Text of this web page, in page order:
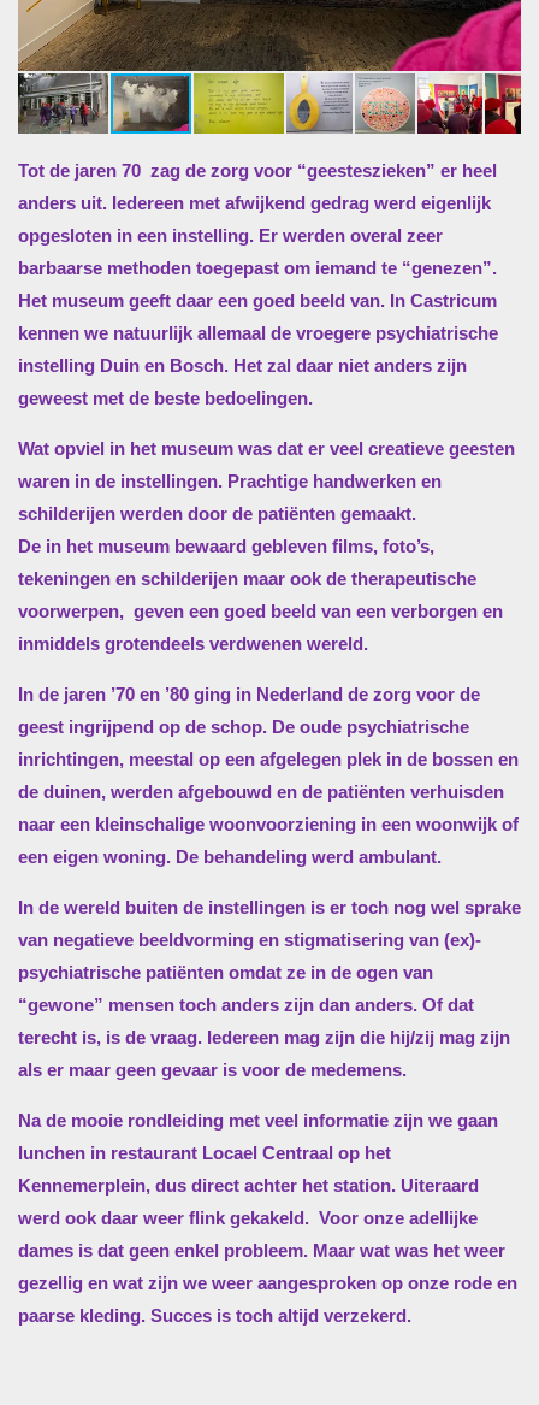
Tot de jaren 70 zag de zorg voor “geesteszieken” er heel
anders uit. Iedereen met afwijkend gedrag werd eigenlijk
opgesloten in een instelling. Er werden overal zeer
barbaarse methoden toegepast om iemand te “genezen”.
Het museum geeft daar een goed beeld van. In Castricum
kennen we natuurlijk allemaal de vroegere psychiatrische
instelling Duin en Bosch. Het zal daar niet anders zijn
geweest met de beste bedoelingen.
Wat opviel in het museum was dat er veel creatieve geesten
waren in de instellingen. Prachtige handwerken en
schilderijen werden door de patiënten gemaakt.
De in het museum bewaard gebleven films, foto’s,
tekeningen en schilderijen maar ook de therapeutische
voorwerpen, geven een goed beeld van een verborgen en
inmiddels grotendeels verdwenen wereld.
In de jaren ’70 en ’80 ging in Nederland de zorg voor de
geest ingrijpend op de schop. De oude psychiatrische
inrichtingen, meestal op een afgelegen plek in de bossen en
de duinen, werden afgebouwd en de patiënten verhuisden
naar een kleinschalige woonvoorziening in een woonwijk of
een eigen woning. De behandeling werd ambulant.
In de wereld buiten de instellingen is er toch nog wel sprake
van negatieve beeldvorming en stigmatisering van (ex)-
psychiatrische patiënten omdat ze in de ogen van
“gewone” mensen toch anders zijn dan anders. Of dat
terecht is, is de vraag. Iedereen mag zijn die hij/zij mag zijn
als er maar geen gevaar is voor de medemens.
Na de mooie rondleiding met veel informatie zijn we gaan
lunchen in restaurant Locael Centraal op het
Kennemerplein, dus direct achter het station. Uiteraard
werd ook daar weer flink gekakeld. Voor onze adellijke
dames is dat geen enkel probleem. Maar wat was het weer
gezellig en wat zijn we weer aangesproken op onze rode en
paarse kleding. Succes is toch altijd verzekerd.